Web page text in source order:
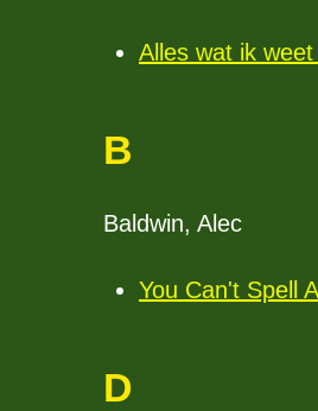
Alles wat ik
B
Baldwin, Alec
You Can't Spell
D